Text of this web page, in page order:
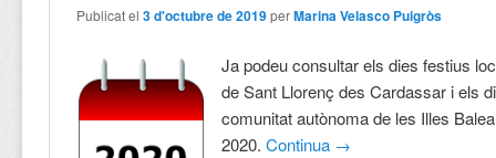
Publicat el3 d'octubre de 2019 perMarina Velasco Puigròs
Ja podeu consultar els dies festius
de Sant Llorenç des Cardassar i els
comunitat autònoma de les Illes
2020.Continua →